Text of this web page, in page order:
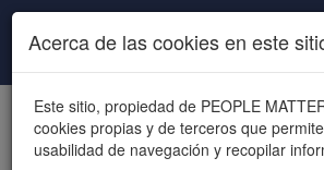
Pasar al contenido principal
Acerca de las cookies en este
Este sitio, propiedad de PEOPLE
cookies propias y de terceros que
usabilidad de navegación y recopilar